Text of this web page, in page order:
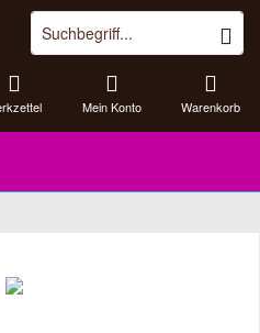
Warenkorb
Mein Konto